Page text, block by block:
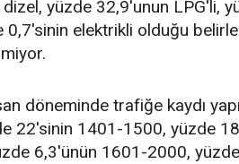
yüzde 32,9'unun LPG'li,
0,7'sinin elektrikli olduğu
döneminde trafiğe kaydı
22'sinin 1401-1500, yüzde
6,3'ünün 1601-2000,